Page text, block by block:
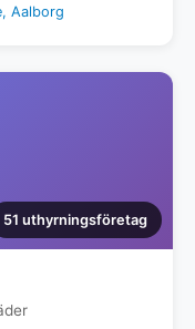
Aalborg
51 uthyrningsföretag